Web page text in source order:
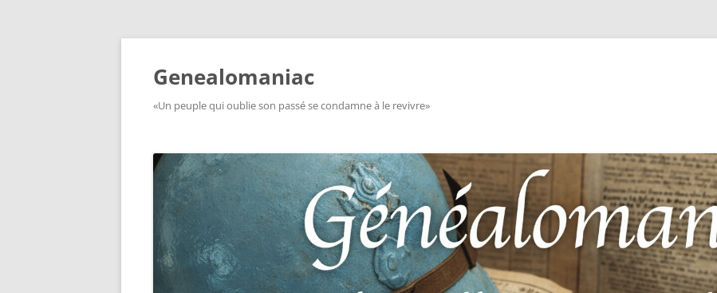
Aller
Genealomaniac
«Un peuple qui oublie son passé se condamne à le revivre»